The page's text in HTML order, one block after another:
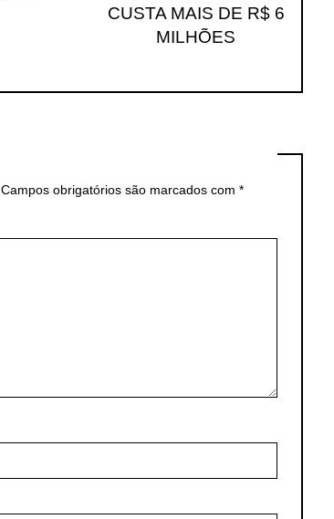
CUSTA MAIS DE R$ 6
MILHÕES
Campos obrigatórios são marcados com *